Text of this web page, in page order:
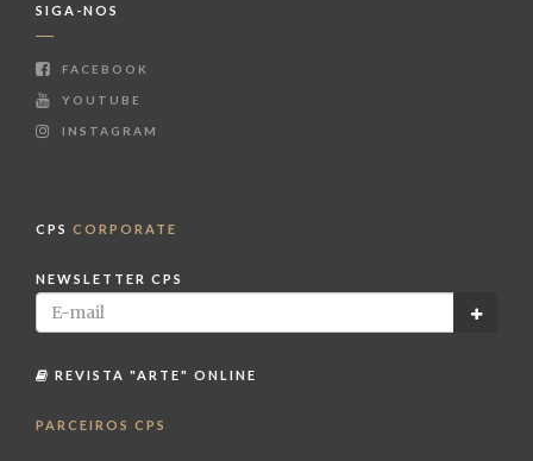
SIGA-NOS
FACEBOOK
YOUTUBE
INSTAGRAM
CPS CORPORATE
NEWSLETTER CPS
REVISTA "ARTE" ONLINE
PARCEIROS CPS